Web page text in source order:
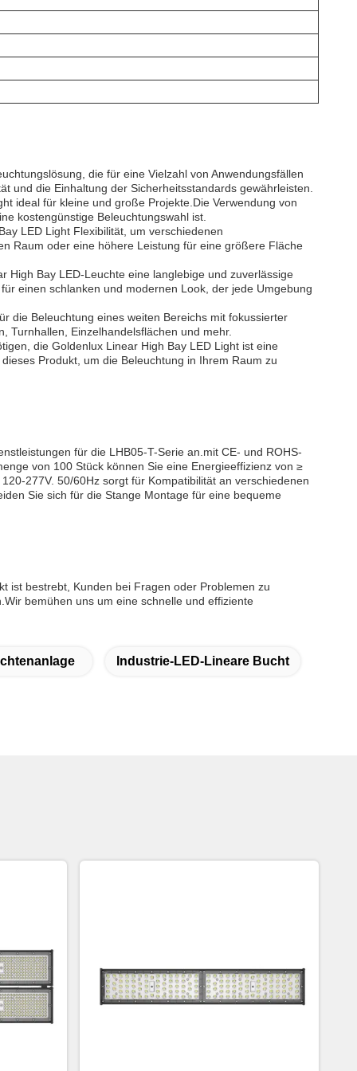
die für eine Vielzahl von Anwendungsfällen
und die Einhaltung der Sicherheitsstandards gewährleisten.
ideal für kleine und große Projekte.Die Verwendung von
kostengünstige Beleuchtungswahl ist.
LED Light Flexibilität, um verschiedenen
Raum oder eine höhere Leistung für eine größere Fläche
High Bay LED-Leuchte eine langlebige und zuverlässige
einen schlanken und modernen Look, der jede Umgebung
die Beleuchtung eines weiten Bereichs mit fokussierter
Turnhallen, Einzelhandelsflächen und mehr.
die Goldenlux Linear High Bay LED Light ist eine
Produkt, um die Beleuchtung in Ihrem Raum zu
für die LHB05-T-Serie an.mit CE- und ROHS-
von 100 Stück können Sie eine Energieeffizienz von ≥
277V. 50/60Hz sorgt für Kompatibilität an verschiedenen
Sie sich für die Stange Montage für eine bequeme
ist bestrebt, Kunden bei Fragen oder Problemen zu
bemühen uns um eine schnelle und effiziente
Industrie-LED-Lineare Bucht